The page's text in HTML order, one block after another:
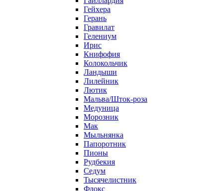
Гейхера
Герань
Гравилат
Гелениум
Ирис
Книфофия
Колокольчик
Ландыши
Лилейник
Лютик
Мальва/Шток-роза
Медуница
Морозник
Мак
Мыльнянка
Папоротник
Пионы
Рудбекия
Седум
Тысячелистник
Флокс